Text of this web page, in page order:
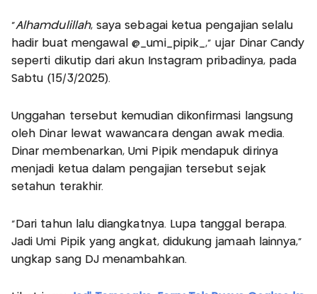
“Alhamdulillah, saya sebagai ketua pengajian selalu
hadir buat mengawal @_umi_pipik_,” ujar Dinar Candy
seperti dikutip dari akun Instagram pribadinya, pada
Sabtu (15/3/2025).
Unggahan tersebut kemudian dikonfirmasi langsung
oleh Dinar lewat wawancara dengan awak media.
Dinar membenarkan, Umi Pipik mendapuk dirinya
menjadi ketua dalam pengajian tersebut sejak
setahun terakhir.
“Dari tahun lalu diangkatnya. Lupa tanggal berapa.
Jadi Umi Pipik yang angkat, didukung jamaah lainnya,”
ungkap sang DJ menambahkan.